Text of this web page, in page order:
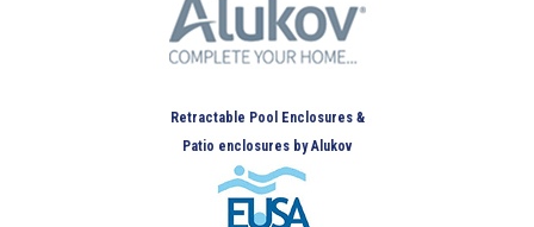
Retractable Pool Enclosures &
Patio enclosures by Alukov